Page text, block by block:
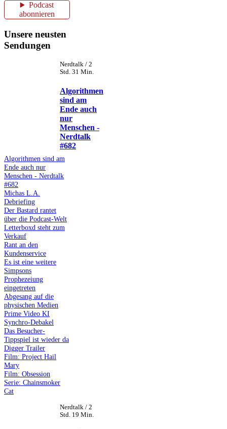
Podcast
abonnieren
Unsere neusten
Sendungen
Nerdtalk / 2
Std. 31 Min.
Algorithmen
sind am
Ende auch
nur
Menschen -
Nerdtalk
#682
Algorithmen sind am
Ende auch nur
Menschen - Nerdtalk
#682
Michas L.A.
Debriefing
Der Bastard rantet
über die Podcast-Welt
Letterboxd steht zum
Verkauf
Rant an den
Kundenservice
Es ist eine weitere
Simpsons
Prophezeiung
eingetreten
Abgesang auf die
physischen Medien
Prime Video KI
Synchro-Debakel
Das Besucher-
Tippspiel ist wieder da
Digger Trailer
Film: Project Hail
Mary
Film: Obsession
Serie: Chainsmoker
Cat
Nerdtalk / 2
Std. 19 Min.